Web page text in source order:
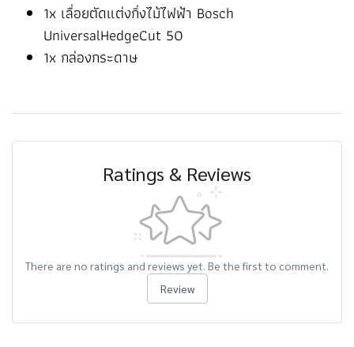
1x เลื่อยตัดแต่งกิ่งไม้ไฟฟ้า Bosch
UniversalHedgeCut 50
1x กล่องกระดาษ
Ratings & Reviews
There are no ratings and reviews yet. Be the first to comment.
Review